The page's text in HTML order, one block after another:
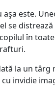
este.
se
în
la un târg
invidie